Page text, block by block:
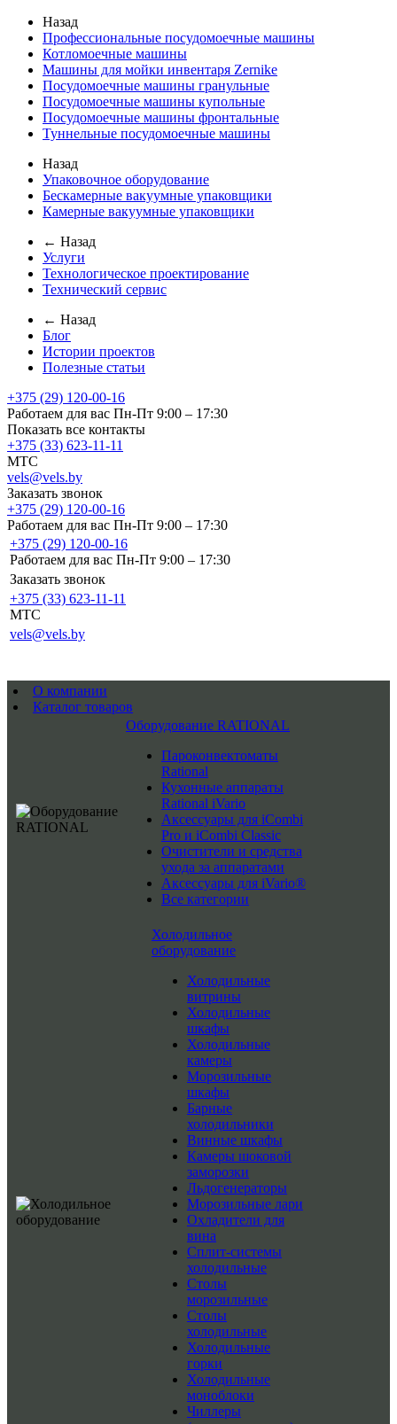
Назад
Профессиональные посудомоечные машины
Котломоечные машины
Машины для мойки инвентаря Zernike
Посудомоечные машины гранульные
Посудомоечные машины купольные
Посудомоечные машины фронтальные
Туннельные посудомоечные машины
Назад
Упаковочное оборудование
Бескамерные вакуумные упаковщики
Камерные вакуумные упаковщики
← Назад
Услуги
Технологическое проектирование
Технический сервис
← Назад
Блог
Истории проектов
Полезные статьи
+375 (29) 120-00-16
Работаем для вас Пн-Пт 9:00 – 17:30
Показать все контакты
+375 (33) 623-11-11
MTC
vels@vels.by
Заказать звонок
+375 (29) 120-00-16
Работаем для вас Пн-Пт 9:00 – 17:30
+375 (29) 120-00-16
Работаем для вас Пн-Пт 9:00 – 17:30
Заказать звонок
+375 (33) 623-11-11
MTC
vels@vels.by
О компании
Каталог товаров
Оборудование RATIONAL
Пароконвектоматы
Rational
Кухонные аппараты
Rational iVario
Аксессуары для iCombi
Pro и iCombi Classic
Очистители и средства
ухода за аппаратами
Аксессуары для iVario®
Все категории
Холодильное
оборудование
Холодильные
витрины
Холодильные
шкафы
Холодильные
камеры
Морозильные
шкафы
Барные
холодильники
Винные шкафы
Камеры шоковой
заморозки
Льдогенераторы
Морозильные лари
Охладители для
вина
Сплит-системы
холодильные
Столы
морозильные
Столы
холодильные
Холодильные
горки
Холодильные
моноблоки
Чиллеры